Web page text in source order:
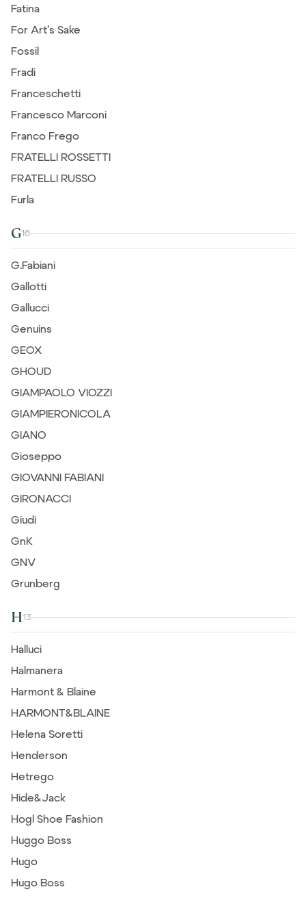
Fatina
For Art's Sake
Fossil
Fradi
Franceschetti
Francesco Marconi
Franco Frego
FRATELLI ROSSETTI
FRATELLI RUSSO
Furla
G16
G.Fabiani
Gallotti
Gallucci
Genuins
GEOX
GHOUD
GIAMPAOLO VIOZZI
GIAMPIERONICOLA
GIANO
Gioseppo
GIOVANNI FABIANI
GIRONACCI
Giudi
GnK
GNV
Grunberg
H13
Halluci
Halmanera
Harmont & Blaine
HARMONT&BLAINE
Helena Soretti
Henderson
Hetrego
Hide&Jack
Hogl Shoe Fashion
Huggo Boss
Hugo
Hugo Boss